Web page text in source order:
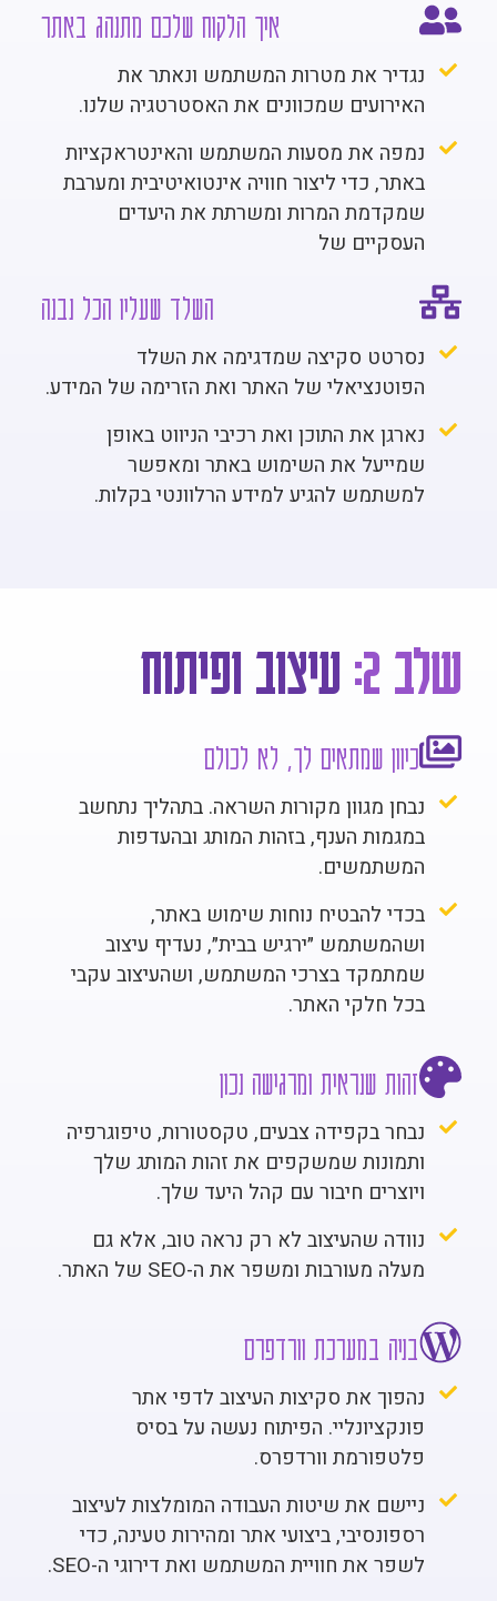
איך הלקוח שלכם מתנהג באתר
נגדיר את מטרות המשתמש ונאתר את
האירועים שמכוונים את האסטרטגיה שלנו.
נמפה את מסעות המשתמש והאינטראקציות
באתר, כדי ליצור חוויה אינטואיטיבית ומערבת
שמקדמת המרות ומשרתת את היעדים
העסקיים של
השלד שעליו הכל נבנה
נסרטט סקיצה שמדגימה את השלד
הפוטנציאלי של האתר ואת הזרימה של המידע.
נארגן את התוכן ואת רכיבי הניווט באופן
שמייעל את השימוש באתר ומאפשר
למשתמש להגיע למידע הרלוונטי בקלות.
שלב 2: עיצוב ופיתוח
כיוון שמתאים לך, לא לכולם
נבחן מגוון מקורות השראה. בתהליך נתחשב
במגמות הענף, בזהות המותג ובהעדפות
המשתמשים.
בכדי להבטיח נוחות שימוש באתר,
ושהמשתמש ״ירגיש בבית״, נעדיף עיצוב
שמתמקד בצרכי המשתמש, ושהעיצוב עקבי
בכל חלקי האתר.
זהות שנראית ומרגישה נכון
נבחר בקפידה צבעים, טקסטורות, טיפוגרפיה
ותמונות שמשקפים את זהות המותג שלך
ויוצרים חיבור עם קהל היעד שלך.
נוודה שהעיצוב לא רק נראה טוב, אלא גם
מעלה מעורבות ומשפר את ה-SEO של האתר.
בניה במערכת וורדפרס
נהפוך את סקיצות העיצוב לדפי אתר
פונקציונליי. הפיתוח נעשה על בסיס
פלטפורמת וורדפרס.
ניישם את שיטות העבודה המומלצות לעיצוב
רספונסיבי, ביצועי אתר ומהירות טעינה, כדי
לשפר את חוויית המשתמש ואת דירוגי ה-SEO.